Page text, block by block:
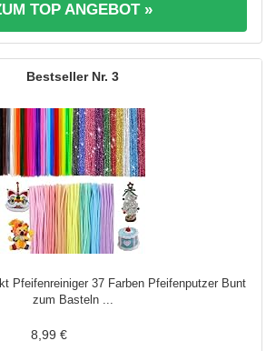
TOP ANGEBOT »
3
Pfeifenreiniger 37 Farben Pfeifenputzer Bunt
zum Basteln ...
8,99 €